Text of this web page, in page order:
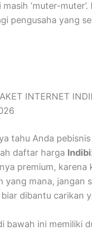
‘muter-
pengusaha yang
INTERNET
tahu Anda
daftar harga
premium,
yang mana, jangan
biar dibantu carikan
bawah ini memiliki